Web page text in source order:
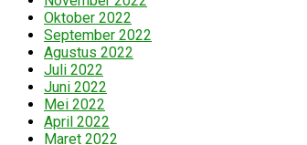
Oktober 2022
September 2022
Agustus 2022
Juli 2022
Juni 2022
Mei 2022
April 2022
Maret 2022